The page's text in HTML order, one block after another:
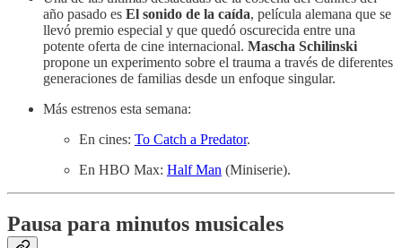
año pasado es El sonido de la caída, película alemana que se
llevó premio especial y que quedó oscurecida entre una
potente oferta de cine internacional. Mascha Schilinski
propone un experimento sobre el trauma a través de diferentes
generaciones de familias desde un enfoque singular.
Más estrenos esta semana:
En cines: To Catch a Predator.
En HBO Max: Half Man (Miniserie).
Pausa para minutos musicales